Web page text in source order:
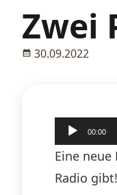
Zwei
30.09.2022
Audio-
Player
00:00
Eine
Radio